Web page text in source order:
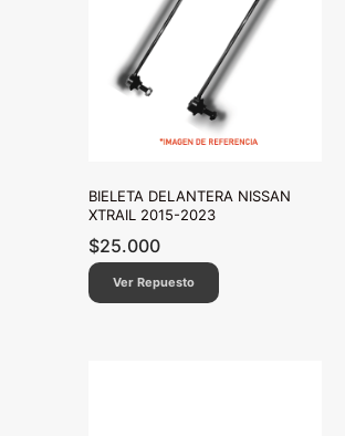
BIELETA DELANTERA NISSAN
XTRAIL 2015-2023
$25.000
Ver Repuesto